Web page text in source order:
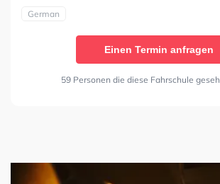
German
Einen Termin anfragen
59 Personen die diese Fahrschule